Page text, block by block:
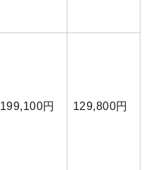
199,100円 129,800円